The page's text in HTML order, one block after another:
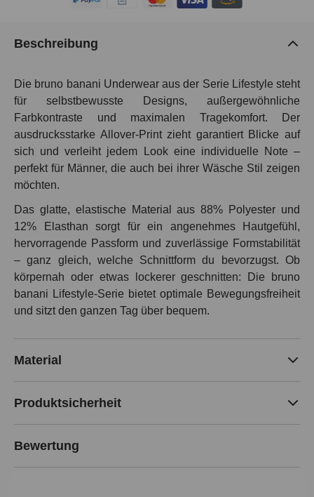
Beschreibung
Die bruno banani Underwear aus der Serie Lifestyle steht
für selbstbewusste Designs, außergewöhnliche
Farbkontraste und maximalen Tragekomfort. Der
ausdrucksstarke Allover-Print zieht garantiert Blicke auf
sich und verleiht jedem Look eine individuelle Note –
perfekt für Männer, die auch bei ihrer Wäsche Stil zeigen
möchten.
Das glatte, elastische Material aus 88% Polyester und
12% Elasthan sorgt für ein angenehmes Hautgefühl,
hervorragende Passform und zuverlässige Formstabilität
– ganz gleich, welche Schnittform du bevorzugst. Ob
körpernah oder etwas lockerer geschnitten: Die bruno
banani Lifestyle-Serie bietet optimale Bewegungsfreiheit
und sitzt den ganzen Tag über bequem.
Material
Produktsicherheit
Bewertung